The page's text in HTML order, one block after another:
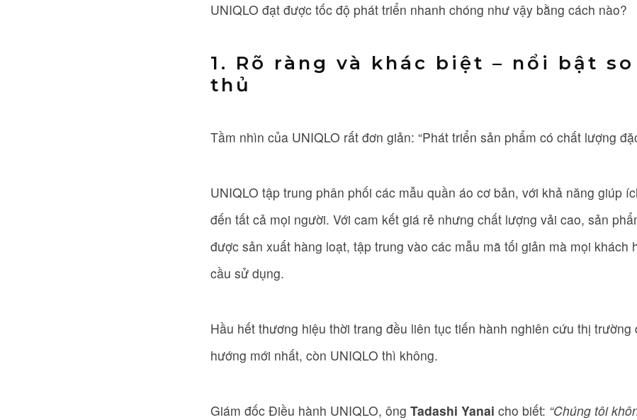
UNIQLO đạt được tốc độ phát triển nhanh chóng như vậy bằng cách nào?
1. Rõ ràng và khác biệt – nổi bật
thủ
Tầm nhìn của UNIQLO rất đơn giản: “Phát triển sản phẩm có chất lượng
UNIQLO tập trung phân phối các mẫu quần áo cơ bản, với khả năng giúp
đến tất cả mọi người. Với cam kết giá rẻ nhưng chất lượng vải cao, sản
được sản xuất hàng loạt, tập trung vào các mẫu mã tối giản mà mọi khách
cầu sử dụng.
Hầu hết thương hiệu thời trang đều liên tục tiến hành nghiên cứu thị trường
hướng mới nhất, còn UNIQLO thì không.
Giám đốc Điều hành UNIQLO, ông Tadashi Yanai cho biết: “Chúng tôi